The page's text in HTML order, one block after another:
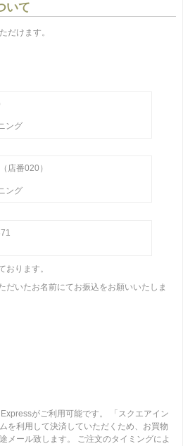
いて
だけます。
ング
店番020）
ング
ります。
いたお名前にてお振込をお願いいたしま
がご利用可能です。 「スクエアイン
を利用して決済していただくため、お買物
メール致します。 ご注文のタイミングによ